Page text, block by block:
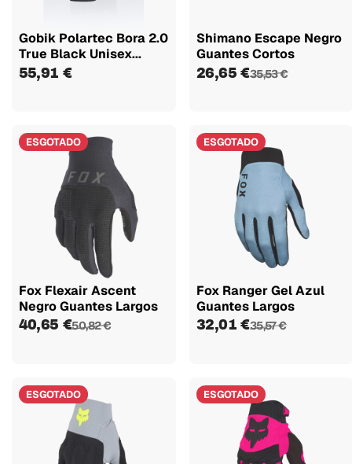
Gobik Polartec Bora 2.0
True Black Unisex...
55,91 €
Shimano Escape Negro
Guantes Cortos
26,65 €35,53 €
ESGOTADO
Fox Flexair Ascent
Negro Guantes Largos
40,65 €50,82 €
ESGOTADO
Fox Ranger Gel Azul
Guantes Largos
32,01 €35,57 €
ESGOTADO ESGOTADO